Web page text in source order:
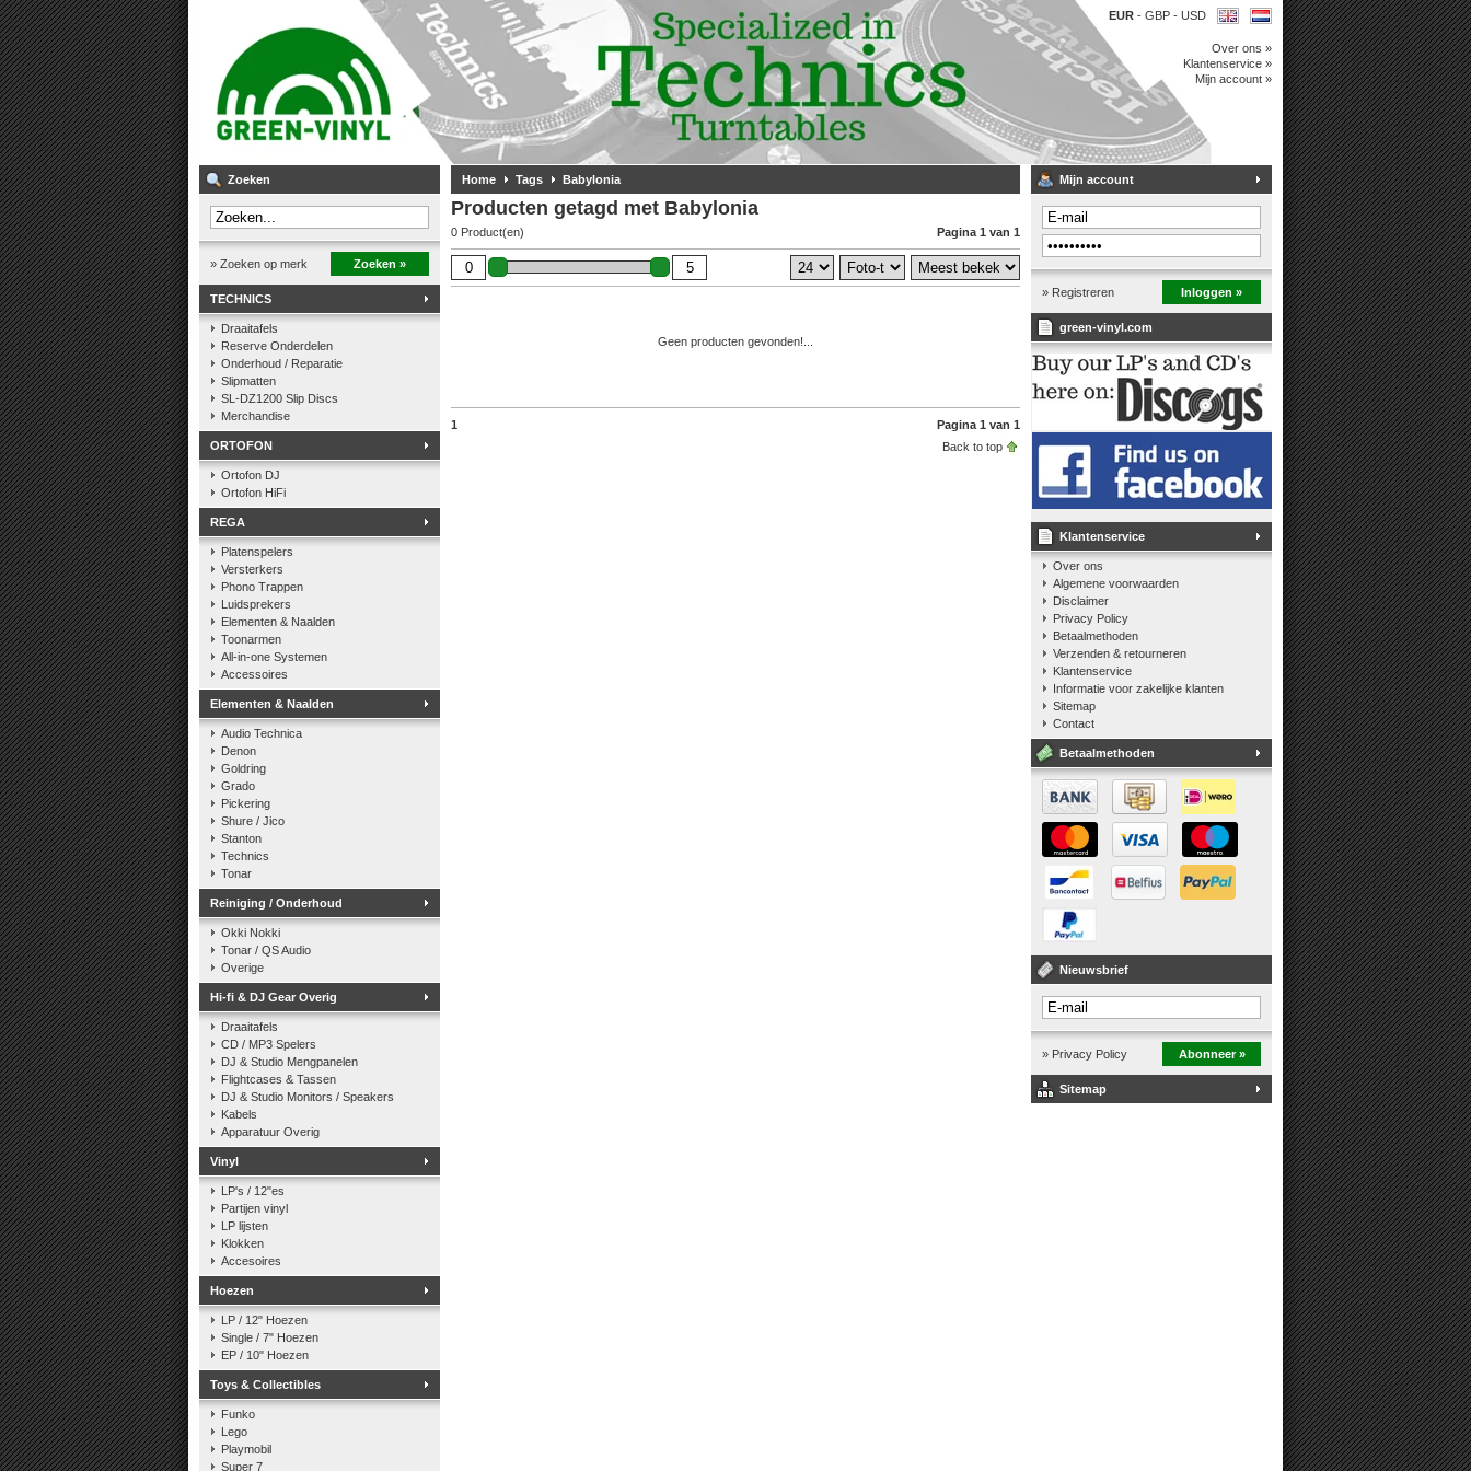
EUR - GBP - USD
Over ons »
Klantenservice »
Mijn account »
Zoeken
» Zoeken op merk Zoeken »
TECHNICS
Draaitafels
Reserve Onderdelen
Onderhoud / Reparatie
Slipmatten
SL-DZ1200 Slip Discs
Merchandise
ORTOFON
Ortofon DJ
Ortofon HiFi
REGA
Platenspelers
Versterkers
Phono Trappen
Luidsprekers
Elementen & Naalden
Toonarmen
All-in-one Systemen
Accessoires
Elementen & Naalden
Audio Technica
Denon
Goldring
Grado
Pickering
Shure / Jico
Stanton
Technics
Tonar
Reiniging / Onderhoud
Okki Nokki
Tonar / QS Audio
Overige
Hi-fi & DJ Gear Overig
Draaitafels
CD / MP3 Spelers
DJ & Studio Mengpanelen
Flightcases & Tassen
DJ & Studio Monitors / Speakers
Kabels
Apparatuur Overig
Vinyl
LP's / 12"es
Partijen vinyl
LP lijsten
Klokken
Accesoires
Hoezen
LP / 12" Hoezen
Single / 7" Hoezen
EP / 10" Hoezen
Toys & Collectibles
Funko
Lego
Playmobil
Super 7
Home Tags Babylonia
Producten getagd met Babylonia
0 Product(en) Pagina 1 van 1
Geen producten gevonden!...
1
Pagina 1 van 1
Back to top
Mijn account
» Registreren Inloggen »
green-vinyl.com
Klantenservice
Over ons
Algemene voorwaarden
Disclaimer
Privacy Policy
Betaalmethoden
Verzenden & retourneren
Klantenservice
Informatie voor zakelijke klanten
Sitemap
Contact
Betaalmethoden
Nieuwsbrief
» Privacy Policy Abonneer »
Sitemap